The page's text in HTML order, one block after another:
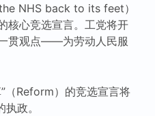
NHS back to its feet）
核心竞选宣言。工党将开
贯观点——为劳动人民服
（Reform）的竞选宣言将
政。